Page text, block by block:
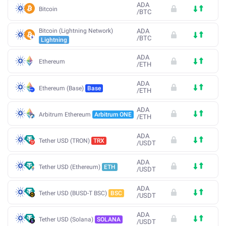
Bitcoin
ADA
/BTC
Bitcoin (Lightning Network)
Lightning
ADA
/BTC
Ethereum
ADA
/ETH
Ethereum (Base) Base
ADA
/ETH
Arbitrum Ethereum Arbitrum ONE
ADA
/ETH
Tether USD (TRON) TRX
ADA
/USDT
Tether USD (Ethereum) ETH
ADA
/USDT
Tether USD (BUSD-T BSC) BSC
ADA
/USDT
Tether USD (Solana) SOLANA
ADA
/USDT